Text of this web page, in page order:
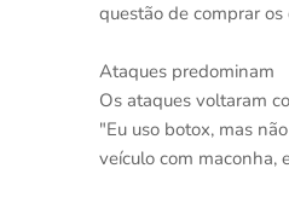
questão de comprar
Ataques predominam
Os ataques voltaram
"Eu uso botox, mas
veículo com maconha,